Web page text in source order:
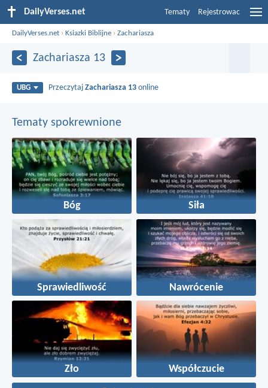
DailyVerses.net Tematy Rejestrowac
DailyVerses.net ›Ksiazki Biblijne ›Zachariasza
Zachariasza 13
UBG PrzeczytajZachariasza 13 online
Tematy spokrewnione
Bóg Siła
Sprawiedliwość Nawrócenie
Zło Współczucie